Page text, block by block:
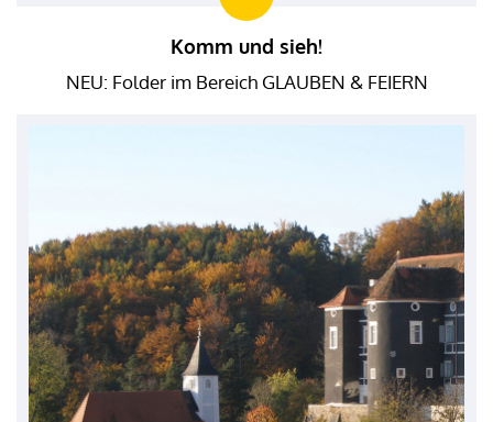
Komm und sieh!
NEU: Folder im Bereich GLAUBEN & FEIERN